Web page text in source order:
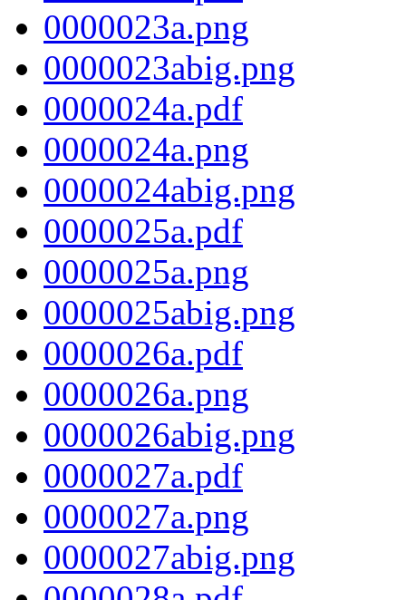
0000023a.png
0000023abig.png
0000024a.pdf
0000024a.png
0000024abig.png
0000025a.pdf
0000025a.png
0000025abig.png
0000026a.pdf
0000026a.png
0000026abig.png
0000027a.pdf
0000027a.png
0000027abig.png